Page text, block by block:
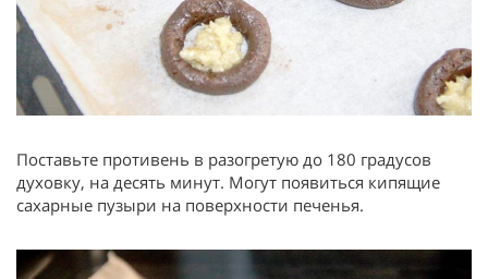
Поставьте противень в разогретую до 180 градусов
духовку, на десять минут. Могут появиться кипящие
сахарные пузыри на поверхности печенья.